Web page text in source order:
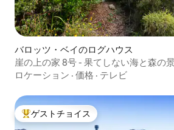
バロッツ・ベイのログハウス
崖の上の家 8号 - 果てしない海と森の
ロケーション · 価格 · テレビ
大好評のゲストチョイスです。
ゲストチョイス